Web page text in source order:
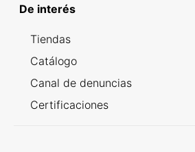
De interés
Tiendas
Catálogo
Canal de denuncias
Certificaciones